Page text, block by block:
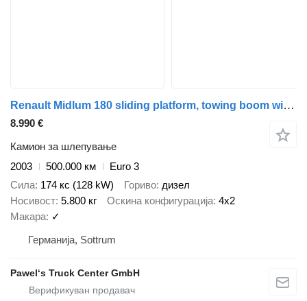
Renault Midlum 180 sliding platform, towing boom winch
8.990 €
Камион за шлепување
2003
500.000 км
Euro 3
Сила 174 кс (128 kW) Гориво дизел
Носивост 5.800 кг Оскина конфигурација 4x2
Макара ✓
Германија, Sottrum
Pawel‘s Truck Center GmbH